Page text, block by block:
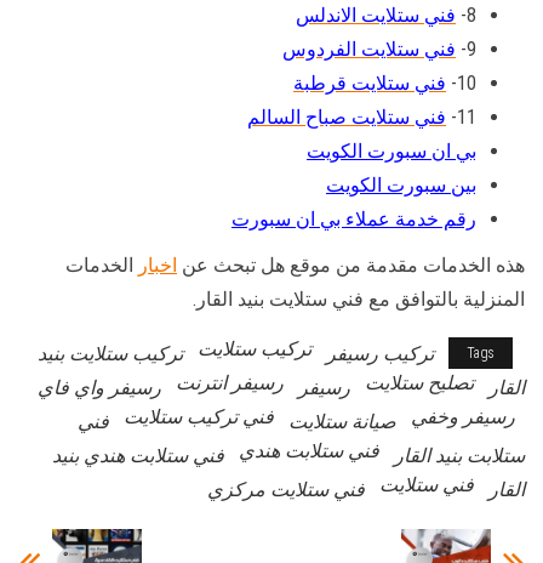
8- فني ستلايت الاندلس
9- فني ستلايت الفردوس
10- فني ستلايت قرطبة
11- فني ستلايت صباح السالم
بي ان سبورت الكويت
بين سبورت الكويت
رقم خدمة عملاء بي ان سبورت
هذه الخدمات مقدمة من موقع هل تبحث عن اخبار الخدمات
المنزلية بالتوافق مع فني ستلايت بنيد القار.
Tags تركيب رسيفر تركيب ستلايت
تركيب ستلايت بنيد
القار
تصليح ستلايت رسيفر رسيفر انترنت
رسيفر واي فاي
رسيفر وخفي
صيانة ستلايت فني تركيب ستلايت
فني
ستلابت بنيد القار
فني ستلابت هندي
فني ستلابت هندي بنيد
القار
فني ستلايت فني ستلايت مركزي